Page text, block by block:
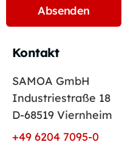
Kontakt
SAMOA GmbH
Industriestraße 18
D-68519 Viernheim
+49 6204 7095-0